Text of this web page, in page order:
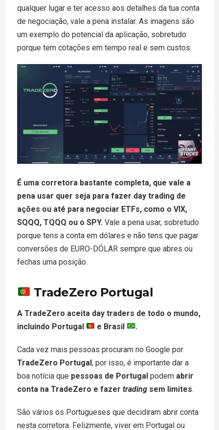
qualquer lugar e ter acesso aos detalhes da tua conta
de negociação, vale a pena instalar. As imagens são
um exemplo do potencial da aplicação, sobretudo
porque tem cotações em tempo real e sem custos.
É uma corretora bastante completa, que vale a
pena usar quer seja para fazer day trading de
ações ou até para negociar ETFs, como o VIX,
SQQQ, TQQQ ou o SPY. Vale a pena usar, sobretudo
porque tens a conta em dólares e não tens que pagar
conversões de EURO-DÓLAR sempre que abres ou
fechas uma posição.
TradeZero Portugal
A TradeZero aceita day traders de todo o mundo,
incluindo Portugal
e Brasil .
Cada vez mais pessoas procuram no Google por
TradeZero Portugal, por isso, é importante dar a
boa notícia que pessoas de Portugal podem abrir
conta na TradeZero e fazer trading sem limites.
São vários os Portugueses que decidiram abrir conta
nesta corretora. Felizmente, viver em Portugal ou